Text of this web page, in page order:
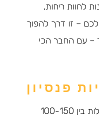
לחוות ריחות,
– זו דרך להפוך
– עם החבר הכי
פנסיון
פנסיון איכותי לכלבים יכול לעלות בין 100-150